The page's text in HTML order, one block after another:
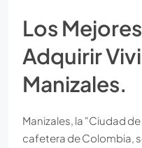
Los
Adquirir
Manizales.
Manizales, la "Ciudad
cafetera de Colombia,